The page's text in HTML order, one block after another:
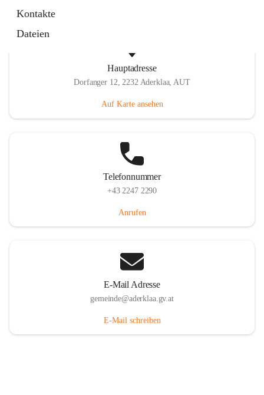
Kontakte
Dateien
Hauptadresse
Dorfanger 12, 2232 Aderklaa, AUT
Auf Karte ansehen
Telefonnummer
+43 2247 2290
Anrufen
E-Mail Adresse
gemeinde@aderklaa.gv.at
E-Mail schreiben